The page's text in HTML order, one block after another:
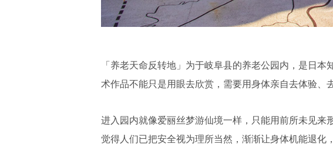
「养老天命反转地」为于岐阜县的养老公园内，是日
术作品不能只是用眼去欣赏，需要用身体亲自去体验、
进入园内就像爱丽丝梦游仙境一样，只能用前所未见
觉得人们已把安全视为理所当然，渐渐让身体机能退化